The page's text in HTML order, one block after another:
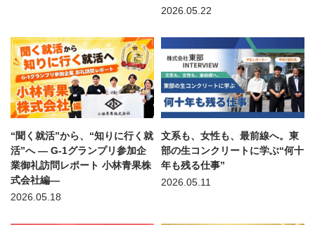
2026.05.22
“聞く就活”から、“知りに行く就
活”へ — G-1グランプリ参加企
業御礼訪問レポート 小林青果株
式会社編—
2026.05.18
文系も、女性も、最前線へ。東
部の生コンクリートに学ぶ“何十
年も残る仕事”
2026.05.11